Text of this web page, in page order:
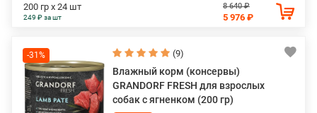
200 гр х 24 шт
249 ₽ за шт
8 640 ₽
5 976 ₽
-31% (9)
Влажный корм (консервы)
GRANDORF FRESH для взрослых
собак с ягненком (200 гр)